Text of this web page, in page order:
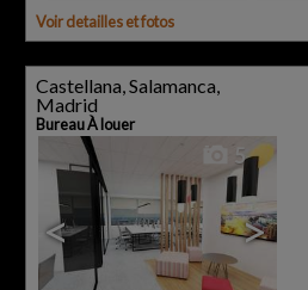
Voir detailles et fotos
Castellana, Salamanca,
Madrid
Bureau À louer
< >
5